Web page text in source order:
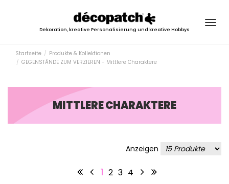
Dekoration, kreative Personalisierung und kreative Hobbys
Startseite
Produkte & Kollektionen
GEGENSTÄNDE ZUM VERZIEREN - Mittlere Charaktere
MITTLERE CHARAKTERE
Anzeigen
1 2 3 4